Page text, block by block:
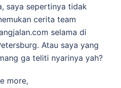
saya sepertinya tidak
cerita team
selama di
Atau saya yang
ga teliti nyarinya yah?
more,